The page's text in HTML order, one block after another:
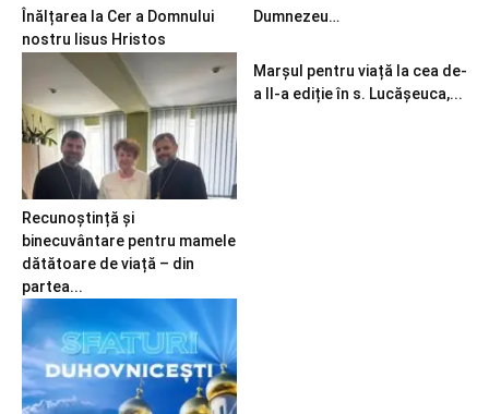
Înălțarea la Cer a Domnului
nostru Iisus Hristos
Dumnezeu…
Recunoștință și
binecuvântare pentru mamele
dătătoare de viață – din
partea...
Marșul pentru viață la cea de-
a II-a ediție în s. Lucășeuca,...